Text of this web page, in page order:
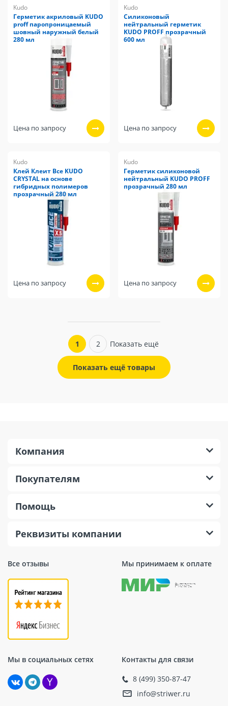
Kudo
Герметик акриловый KUDO
proff паропроницаемый
шовный наружный белый
280 мл
Цена по запросу
Kudo
Силиконовый
нейтральный герметик
KUDO PROFF прозрачный
600 мл
Цена по запросу
Kudo
Клей Клеит Все KUDO
CRYSTAL на основе
гибридных полимеров
прозрачный 280 мл
Цена по запросу
Kudo
Герметик силиконовой
нейтральный KUDO PROFF
прозрачный 280 мл
Цена по запросу
1 2 Показать ещё
Показать ещё товары
Все отзывы Мы принимаем к оплате
Мы в социальных сетях Контакты для связи
8 (499) 350-87-47
info@striwer.ru
Компания
Покупателям
Помощь
Реквизиты компании